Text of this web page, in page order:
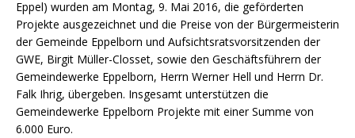
Eppel) wurden am Montag, 9. Mai 2016, die geförderten
Projekte ausgezeichnet und die Preise von der Bürgermeisterin
der Gemeinde Eppelborn und Aufsichtsratsvorsitzenden der
GWE, Birgit Müller-Closset, sowie den Geschäftsführern der
Gemeindewerke Eppelborn, Herrn Werner Hell und Herrn Dr.
Falk Ihrig, übergeben. Insgesamt unterstützen die
Gemeindewerke Eppelborn Projekte mit einer Summe von
6.000 Euro.